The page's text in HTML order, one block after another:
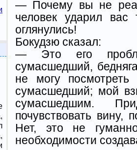
— Почему вы не
человек ударил
оглянулись!
Бокудзю сказал:
— Это его
сумасшедший,
не могу
сумасшедший; мой
сумасшедшим.
почувствовать вину,
Нет, это не
необходимости